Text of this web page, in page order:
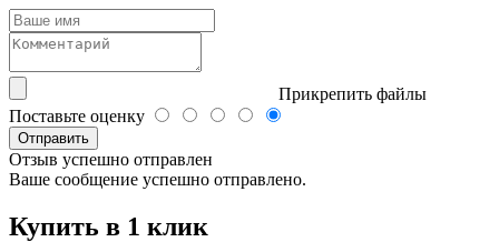
Прикрепить файлы
Поставьте оценку
Отправить
Отзыв успешно отправлен
Ваше сообщение успешно отправлено.
Купить в 1 клик